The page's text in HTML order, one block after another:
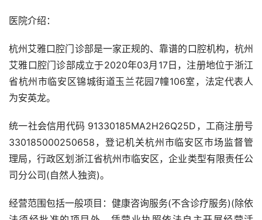
医院介绍：
杭州艾雅口腔门诊部是一家正规的、靠谱的口腔机构，杭州
艾雅口腔门诊部成立于2020年03月17日，注册地位于浙江
省杭州市临安区锦城街道玉兰花园7幢106室，法定代表人
为安英龙。
统一社会信用代码 91330185MA2H26Q25D，工商注册号
330185000250658，登记机关杭州市临安区市场监督管
理局，行政区划浙江省杭州市临安区，企业类型有限责任公
司分公司(自然人独资)。
经营范围包括一般项目：健康咨询服务(不含诊疗服务)(除依